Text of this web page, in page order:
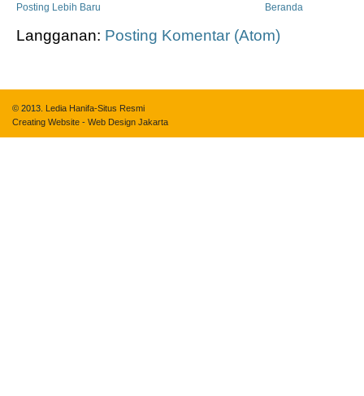
Posting Lebih Baru Beranda
Langganan: Posting Komentar (Atom)
© 2013. Ledia Hanifa-Situs Resmi
Creating Website - Web Design Jakarta